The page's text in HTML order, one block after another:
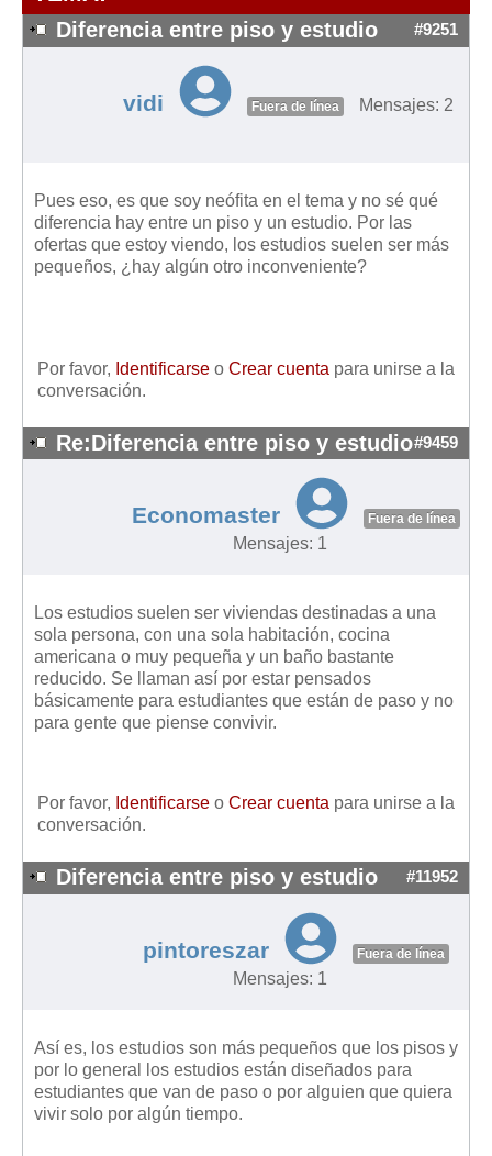
Requerimientos y comunicaciones
Formularios sobre Propiedad Horizontal
Modelos de Convocatoria de Junta de Propietarios
Legislación
Legislación sobre Arrendamientos Urbanos
Legislación sobre la Comunidad de Propietarios
Diccionario
Usuario
Diferencia entre piso y estudio #9251
vidi Fuera de línea Mensajes: 2
Pues eso, es que soy neófita en el tema y no sé qué
diferencia hay entre un piso y un estudio. Por las
ofertas que estoy viendo, los estudios suelen ser más
pequeños, ¿hay algún otro inconveniente?
Por favor, Identificarse o Crear cuenta para unirse a la
conversación.
Re:Diferencia entre piso y estudio#9459
Economaster Fuera de línea
Mensajes: 1
Los estudios suelen ser viviendas destinadas a una
sola persona, con una sola habitación, cocina
americana o muy pequeña y un baño bastante
reducido. Se llaman así por estar pensados
básicamente para estudiantes que están de paso y no
para gente que piense convivir.
Por favor, Identificarse o Crear cuenta para unirse a la
conversación.
Diferencia entre piso y estudio #11952
pintoreszar Fuera de línea
Mensajes: 1
Así es, los estudios son más pequeños que los pisos y
por lo general los estudios están diseñados para
estudiantes que van de paso o por alguien que quiera
vivir solo por algún tiempo.